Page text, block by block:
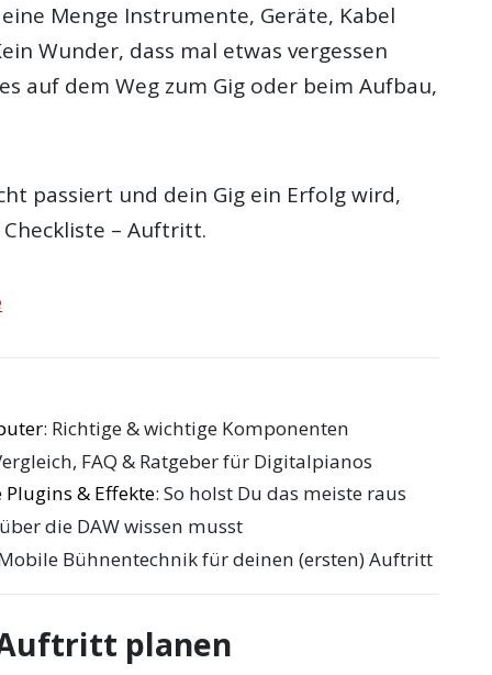
Menge Instrumente, Geräte, Kabel
Wunder, dass mal etwas vergessen
auf dem Weg zum Gig oder beim Aufbau,
passiert und dein Gig ein Erfolg wird,
– Auftritt.
: Richtige & wichtige Komponenten
FAQ & Ratgeber für Digitalpianos
& Effekte: So holst Du das meiste raus
die DAW wissen musst
Bühnentechnik für deinen (ersten) Auftritt
planen